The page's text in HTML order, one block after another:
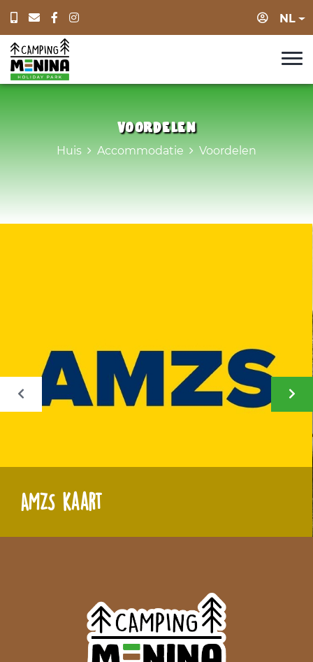
Log in
NL
Voordelen
Huis Accommodatie Voordelen
AMZS kaart